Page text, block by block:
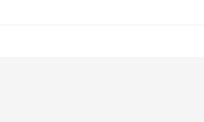
试图解析其如何在高竞争环境中